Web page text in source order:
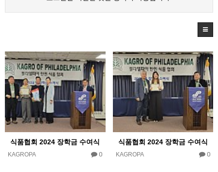
식품협회 2024 장학금 수여식
KAGROPA 0
식품협회 2024 장학금 수여식
KAGROPA 0